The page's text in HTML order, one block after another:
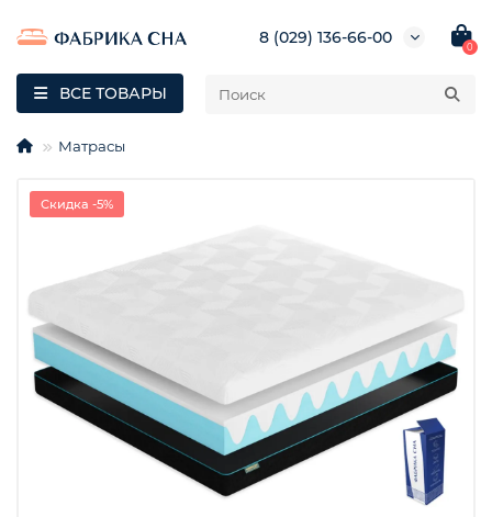
8 (029) 136-66-00
0
ВСЕ ТОВАРЫ
Матрасы
Скидка -5%